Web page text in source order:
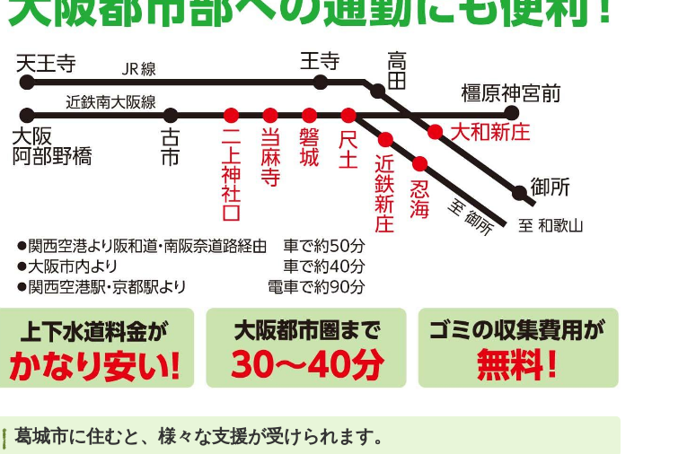
葛城市に住むと、様々な支援が受けられます。